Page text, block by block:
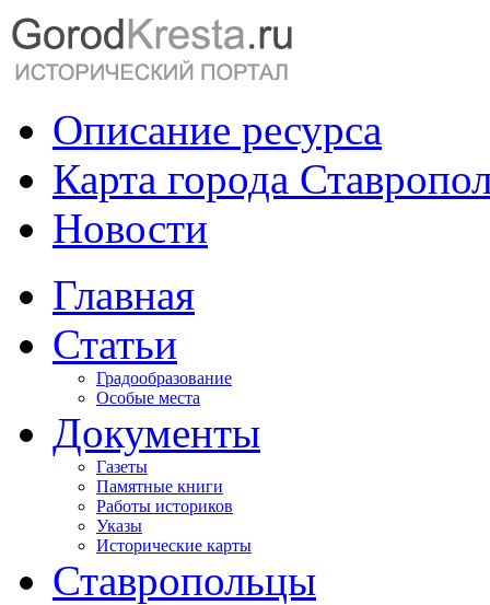
Описание ресурса
Карта города
Новости
Главная
Статьи
Градообразование
Особые места
Документы
Газеты
Памятные книги
Работы историков
Указы
Исторические карты
Ставропольцы